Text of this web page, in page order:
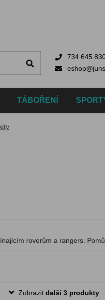
734 645
TÁBOŘENÍ
roverům a rangers.
Zobrazitdalší 3 produkty